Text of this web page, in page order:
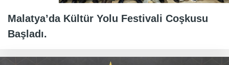
Malatya’da Kültür Yolu Festivali Coşkusu
Başladı.